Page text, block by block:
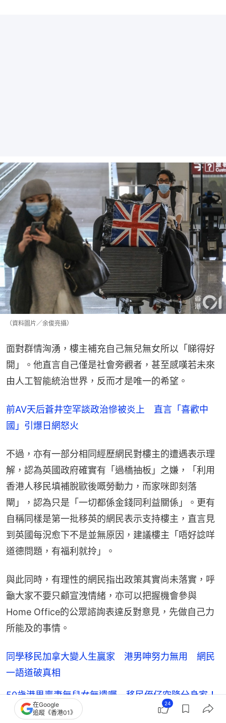
（資料圖片／余俊亮攝）
面對群情洶湧，樓主補充自己無兒無女所以「睇得好
開」。他直言自己僅是社會旁觀者，甚至感嘆若未來
由人工智能統治世界，反而才是唯一的希望。
前AV天后蒼井空罕談政治慘被炎上　直言「喜歡中
國」引爆日網怒火
不過，亦有一部分相同經歷網民對樓主的遭遇表示理
解，認為英國政府確實有「過橋抽板」之嫌，「利用
香港人移民填補脫歐後嘅勞動力，而家咪即刻落
閘」，認為只是「一切都係金錢同利益關係」。更有
自稱同樣是第一批移英的網民表示支持樓主，直言見
到英國每況愈下不是並無原因，建議樓主「唔好諗咩
道德問題，有福利就拎」。
與此同時，有理性的網民指出政策其實尚未落實，呼
籲大家不要只顧宣洩情緒，亦可以把握機會參與
Home Office的公眾諮詢表達反對意見，先做自己力
所能及的事情。
同學移民加拿大變人生贏家 港男呻努力無用 網民
一語道破真相
50歲港男喪妻無兒女無遺囑 移民侄仔空降分身家！
法例原來咁寫
在Google
追蹤《香港01》
24